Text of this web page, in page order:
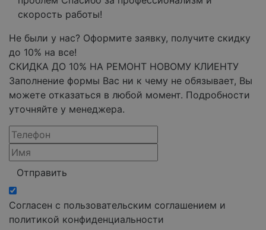
скорость работы!
Не были у нас? Оформите заявку, получите скидку
до 10% на все!
СКИДКА ДО 10% НА РЕМОНТ НОВОМУ КЛИЕНТУ
Заполнение формы Вас ни к чему не обязывает, Вы
можете отказаться в любой момент. Подробности
уточняйте у менеджера.
Отправить
Согласен с пользовательским соглашением и
политикой конфиденциальности